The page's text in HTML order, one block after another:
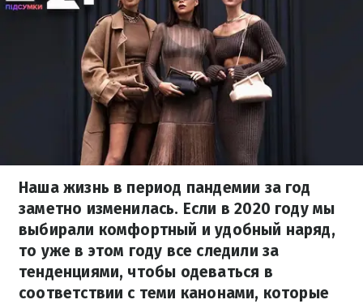
Наша жизнь в период пандемии за год
заметно изменилась. Если в 2020 году мы
выбирали комфортный и удобный наряд,
то уже в этом году все следили за
тенденциями, чтобы одеваться в
соответствии с теми канонами, которые